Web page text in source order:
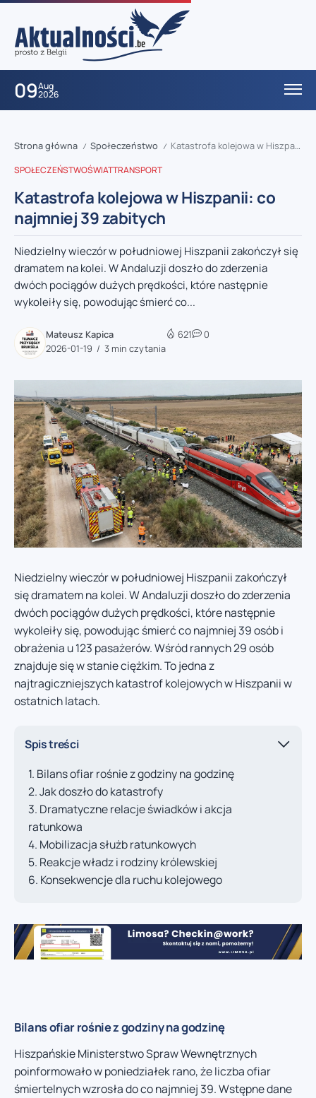
09Aug
2026
Strona główna / Społeczeństwo / Katastrofa kolejowa w Hiszpanii: co najmniej 39 zabitych
SPOŁECZEŃSTWOŚWIATTRANSPORT
Katastrofa kolejowa w Hiszpanii: co
najmniej 39 zabitych
Niedzielny wieczór w południowej Hiszpanii zakończył się
dramatem na kolei. W Andaluzji doszło do zderzenia
dwóch pociągów dużych prędkości, które następnie
wykoleiły się, powodując śmierć co...
Mateusz Kapica
2026-01-19
3 min czytania
621 0
Niedzielny wieczór w południowej Hiszpanii zakończył
się dramatem na kolei. W Andaluzji doszło do zderzenia
dwóch pociągów dużych prędkości, które następnie
wykoleiły się, powodując śmierć co najmniej 39 osób i
obrażenia u 123 pasażerów. Wśród rannych 29 osób
znajduje się w stanie ciężkim. To jedna z
najtragiczniejszych katastrof kolejowych w Hiszpanii w
ostatnich latach.
Spis treści
Bilans ofiar rośnie z godziny na godzinę
Jak doszło do katastrofy
Dramatyczne relacje świadków i akcja
ratunkowa
Mobilizacja służb ratunkowych
Reakcje władz i rodziny królewskiej
Konsekwencje dla ruchu kolejowego
Bilans ofiar rośnie z godziny na godzinę
Hiszpańskie Ministerstwo Spraw Wewnętrznych
poinformowało w poniedziałek rano, że liczba ofiar
śmiertelnych wzrosła do co najmniej 39. Wstępne dane